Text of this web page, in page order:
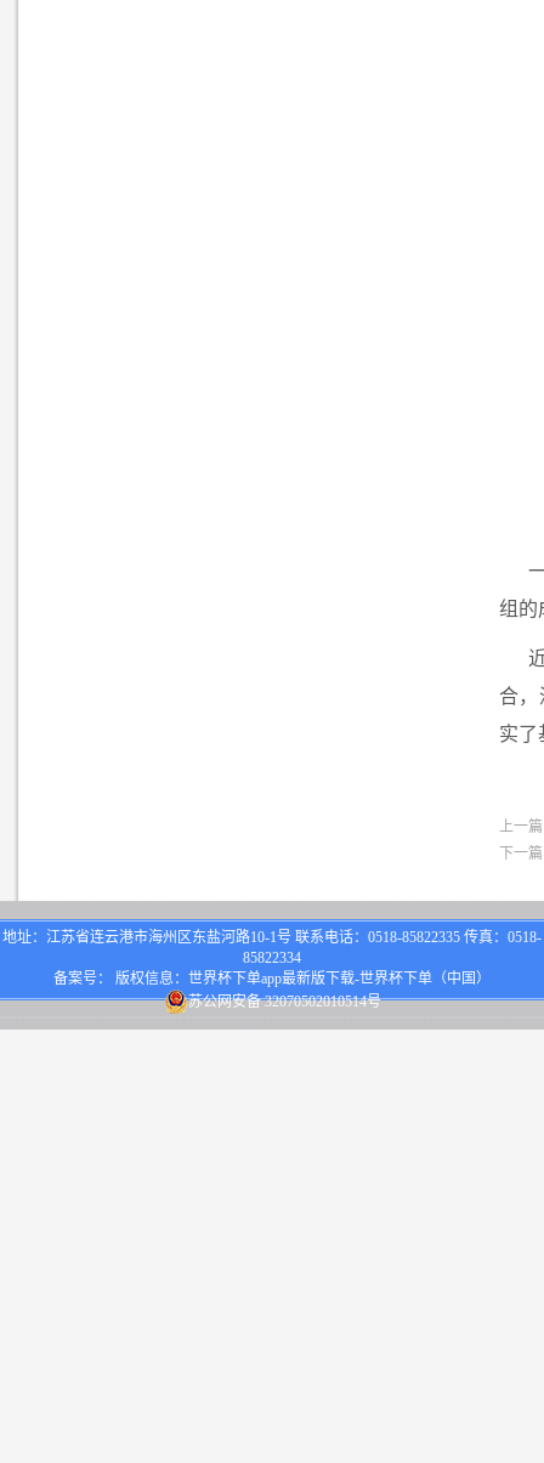
组的
合，
实了
上一
下一
地址：江苏省连云港市海州区东盐河路10-1号 联系电话：0518-85822335 传真：0518-
85822334
备案号： 版权信息：世界杯下单app最新版下载-世界杯下单（中国）
苏公网安备 32070502010514号